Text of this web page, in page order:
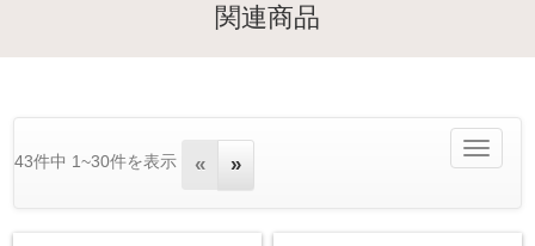
関連商品
Toggle
43件中 1~30件を表示 « »